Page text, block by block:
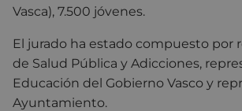
Vasca), 7.500 jóvenes.
El jurado ha estado compuesto por
de Salud Pública y Adicciones,
Educación del Gobierno Vasco y
Ayuntamiento.